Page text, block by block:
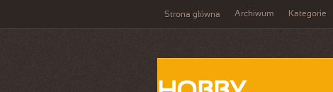
Strona główna Archiwum Kategorie